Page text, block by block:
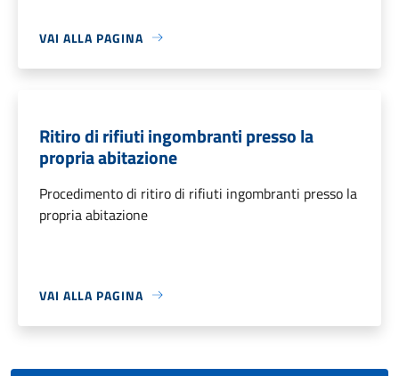
VAI ALLA PAGINA
Ritiro di rifiuti ingombranti presso la
propria abitazione
Procedimento di ritiro di rifiuti ingombranti presso la
propria abitazione
VAI ALLA PAGINA